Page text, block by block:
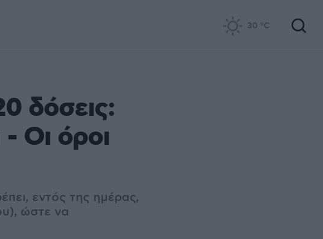
30 °C
δόσεις:
Οι όροι
εντός της ημέρας,
ώστε να